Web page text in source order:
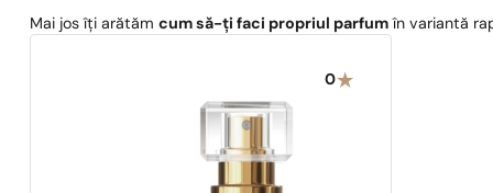
Mai jos îți arătămcum să-ți faci propriul parfum în variantă
0